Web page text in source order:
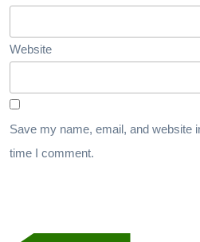
Website
Save my name, email, and website
time I comment.